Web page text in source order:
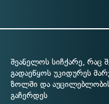
შეანელოს სიჩქარე, რაც
გადაეწყოს უკიდურეს
ზოლში და აუცილებლობის
გაჩერდეს